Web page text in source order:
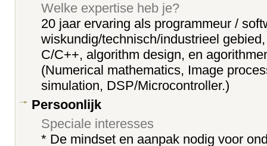
Welke expertise heb je?
20 jaar ervaring als programmeur /
wiskundig/technisch/industrieel
C/C++, algorithm design, en
(Numerical mathematics, Image
simulation, DSP/Microcontroller.)
Persoonlijk
Speciale interesses
* De mindset en aanpak nodig voor